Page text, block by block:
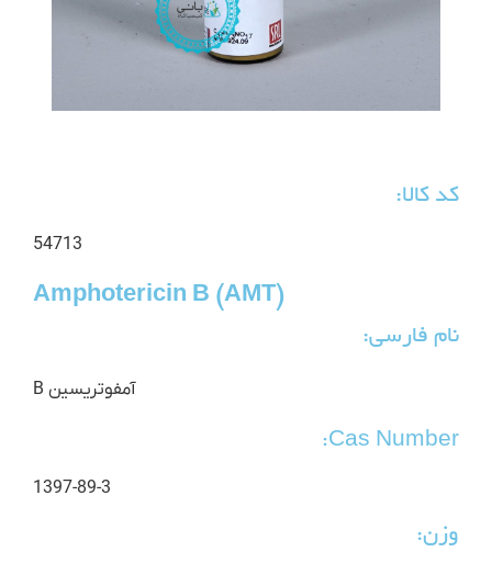
کد کالا:
54713
Amphotericin B (AMT)
نام فارسی:
آمفوتریسین B
Cas Number:
1397-89-3
وزن: